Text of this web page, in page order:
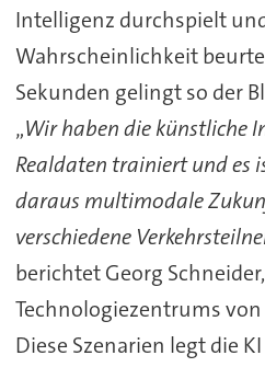
Intelligenz durchspielt
Wahrscheinlichkeit
Sekunden gelingt so der
„Wir haben die künstliche
Realdaten trainiert und es
daraus multimodale
verschiedene
berichtet Georg
Technologiezentrums von
Diese Szenarien legt die